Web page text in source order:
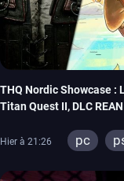
THQ Nordic Showcase :
Titan Quest II, DLC
Hier à 21:26 pc